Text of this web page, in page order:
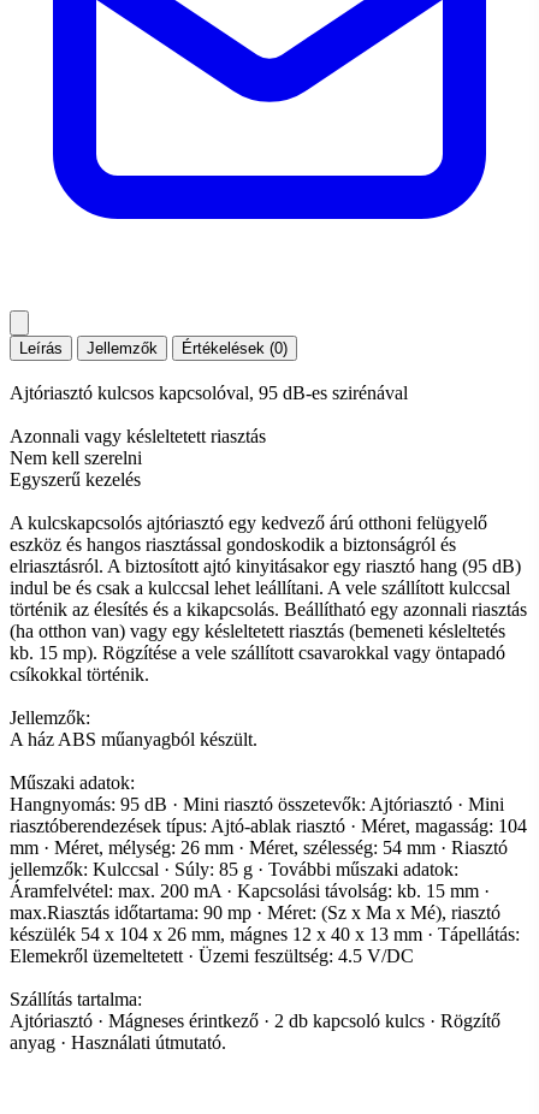
Leírás Jellemzők Értékelések (0)
Ajtóriasztó kulcsos kapcsolóval, 95 dB-es szirénával
Azonnali vagy késleltetett riasztás
Nem kell szerelni
Egyszerű kezelés
A kulcskapcsolós ajtóriasztó egy kedvező árú otthoni felügyelő
eszköz és hangos riasztással gondoskodik a biztonságról és
elriasztásról. A biztosított ajtó kinyitásakor egy riasztó hang (95 dB)
indul be és csak a kulccsal lehet leállítani. A vele szállított kulccsal
történik az élesítés és a kikapcsolás. Beállítható egy azonnali riasztás
(ha otthon van) vagy egy késleltetett riasztás (bemeneti késleltetés
kb. 15 mp). Rögzítése a vele szállított csavarokkal vagy öntapadó
csíkokkal történik.
Jellemzők:
A ház ABS műanyagból készült.
Műszaki adatok:
Hangnyomás: 95 dB · Mini riasztó összetevők: Ajtóriasztó · Mini
riasztóberendezések típus: Ajtó-ablak riasztó · Méret, magasság: 104
mm · Méret, mélység: 26 mm · Méret, szélesség: 54 mm · Riasztó
jellemzők: Kulccsal · Súly: 85 g · További műszaki adatok:
Áramfelvétel: max. 200 mA · Kapcsolási távolság: kb. 15 mm ·
max.Riasztás időtartama: 90 mp · Méret: (Sz x Ma x Mé), riasztó
készülék 54 x 104 x 26 mm, mágnes 12 x 40 x 13 mm · Tápellátás:
Elemekről üzemeltetett · Üzemi feszültség: 4.5 V/DC
Szállítás tartalma:
Ajtóriasztó · Mágneses érintkező · 2 db kapcsoló kulcs · Rögzítő
anyag · Használati útmutató.